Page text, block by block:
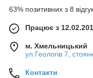
63% позитивних з 8
Працює з
м. Хмельницький
ул.Геологів 7,
Контакти